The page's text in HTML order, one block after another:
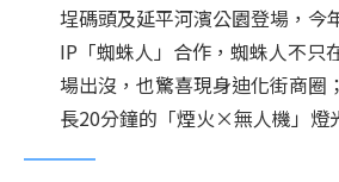
埕碼頭及延平河濱公園登場，今
IP「蜘蛛人」合作，蜘蛛人不只
場出沒，也驚喜現身迪化街商圈
長20分鐘的「煙火×無人機」燈